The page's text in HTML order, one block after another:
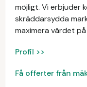
möjligt. Vi erbjuder
skräddarsydda
maximera värdet
Profil >>
Få offerter från